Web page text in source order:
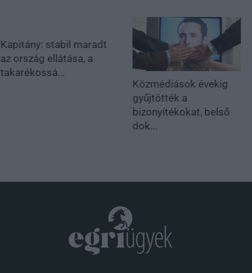
Kapitány: stabil maradt
az ország ellátása, a
takarékossá...
Közmédiások évekig
gyűjtötték a
bizonyítékokat, belső
dok...